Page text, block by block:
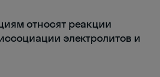
относят реакции
электролитов и